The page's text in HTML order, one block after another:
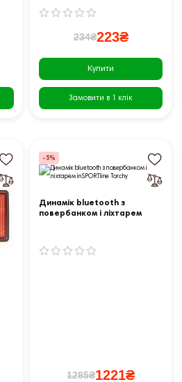
234₴223₴
Купити
Замовити в 1 клік
-5%
Динамік bluetooth з
повербанком і ліхтарем
1285₴1221₴